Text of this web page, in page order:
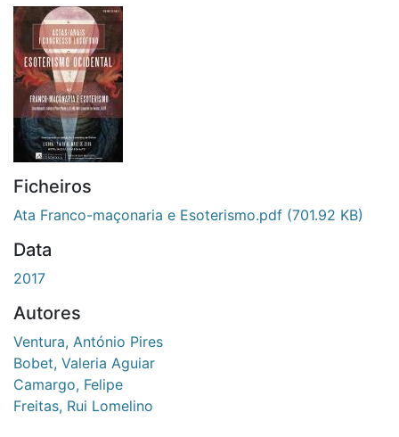
Ficheiros
Ata Franco-maçonaria e Esoterismo.pdf (701.92 KB)
Data
2017
Autores
Ventura, António Pires
Bobet, Valeria Aguiar
Camargo, Felipe
Freitas, Rui Lomelino